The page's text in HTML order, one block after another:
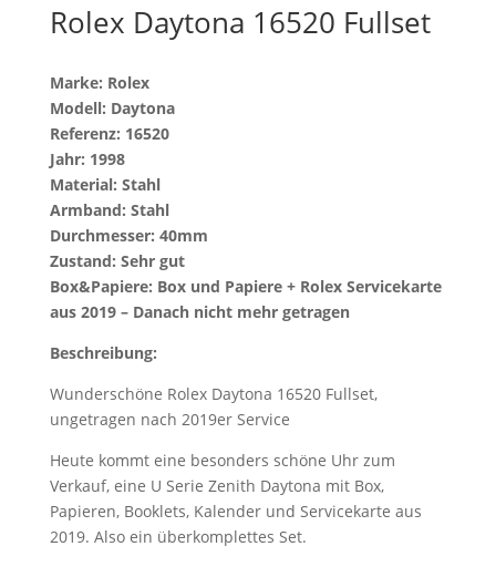
Rolex Daytona 16520 Fullset
Marke: Rolex
Modell: Daytona
Referenz: 16520
Jahr: 1998
Material: Stahl
Armband: Stahl
Durchmesser: 40mm
Zustand: Sehr gut
Box&Papiere: Box und Papiere + Rolex Servicekarte
aus 2019 – Danach nicht mehr getragen
Beschreibung:
Wunderschöne Rolex Daytona 16520 Fullset,
ungetragen nach 2019er Service
Heute kommt eine besonders schöne Uhr zum
Verkauf, eine U Serie Zenith Daytona mit Box,
Papieren, Booklets, Kalender und Servicekarte aus
2019. Also ein überkomplettes Set.